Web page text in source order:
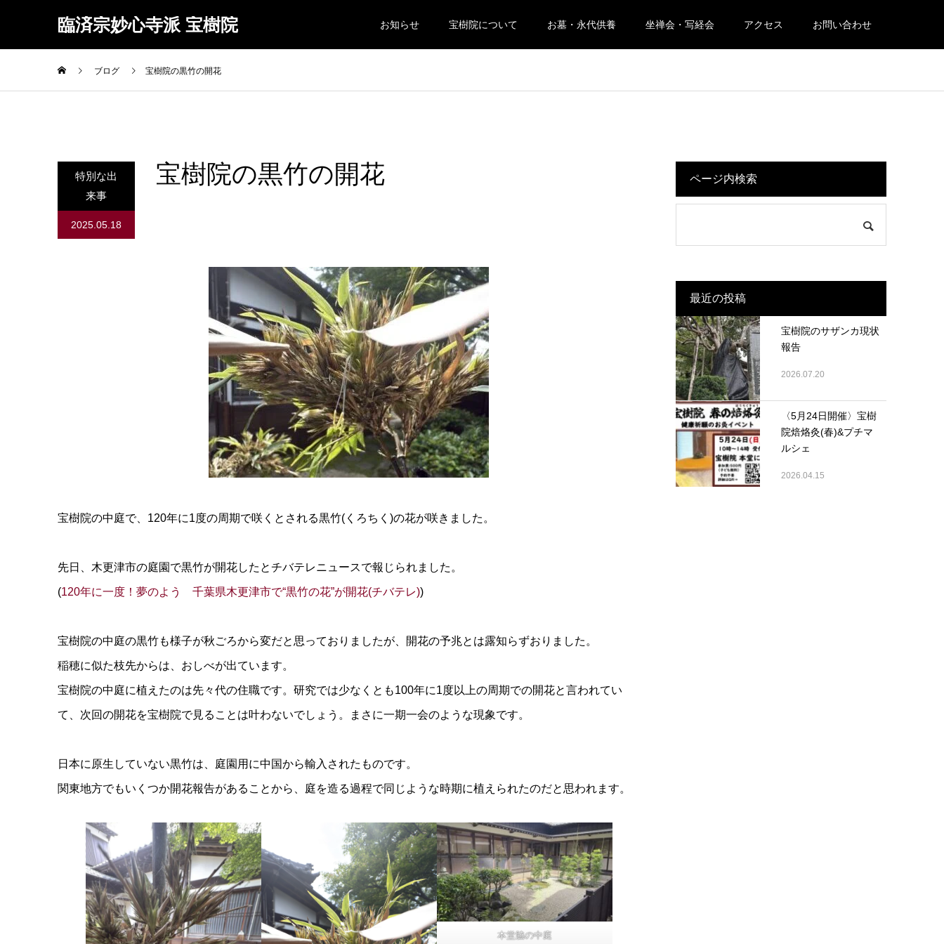
臨済宗妙心寺派 宝樹院 お知らせ 宝樹院について お墓・永代供養 坐禅会・写経会 アクセス お問い合わせ
ブログ 宝樹院の黒竹の開花
特別な出
来事
2025.05.18
宝樹院の黒竹の開花
宝樹院の中庭で、120年に1度の周期で咲くとされる黒竹(くろちく)の花が咲きました。
先日、木更津市の庭園で黒竹が開花したとチバテレニュースで報じられました。
(120年に一度！夢のよう 千葉県木更津市で“黒竹の花”が開花(チバテレ))
宝樹院の中庭の黒竹も様子が秋ごろから変だと思っておりましたが、開花の予兆とは露知らずおりました。
稲穂に似た枝先からは、おしべが出ています。
宝樹院の中庭に植えたのは先々代の住職です。研究では少なくとも100年に1度以上の周期での開花と言われてい
て、次回の開花を宝樹院で見ることは叶わないでしょう。まさに一期一会のような現象です。
日本に原生していない黒竹は、庭園用に中国から輸入されたものです。
関東地方でもいくつか開花報告があることから、庭を造る過程で同じような時期に植えられたのだと思われます。
本堂脇の中庭
ページ内検索
最近の投稿
宝樹院のサザンカ現状
報告
2026.07.20
〈5月24日開催〉宝樹
院焙烙灸(春)&プチマ
ルシェ
2026.04.15